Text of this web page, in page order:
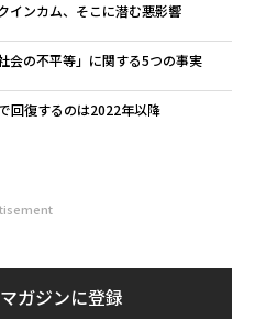
インカム、そこに潜む悪影響
会の不平等」に関する5つの事実
回復するのは2022年以降
ガジンに登録